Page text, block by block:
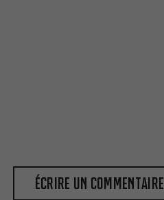
Écrire un commentaire